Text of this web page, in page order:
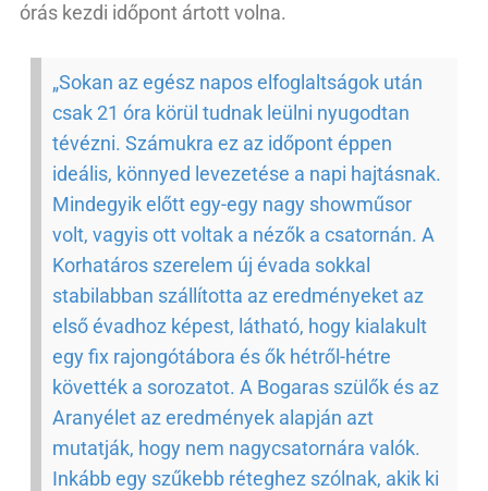
órás kezdi időpont ártott volna.
„Sokan az egész napos elfoglaltságok után
csak 21 óra körül tudnak leülni nyugodtan
tévézni. Számukra ez az időpont éppen
ideális, könnyed levezetése a napi hajtásnak.
Mindegyik előtt egy-egy nagy showműsor
volt, vagyis ott voltak a nézők a csatornán. A
Korhatáros szerelem új évada sokkal
stabilabban szállította az eredményeket az
első évadhoz képest, látható, hogy kialakult
egy fix rajongótábora és ők hétről-hétre
követték a sorozatot. A Bogaras szülők és az
Aranyélet az eredmények alapján azt
mutatják, hogy nem nagycsatornára valók.
Inkább egy szűkebb réteghez szólnak, akik ki